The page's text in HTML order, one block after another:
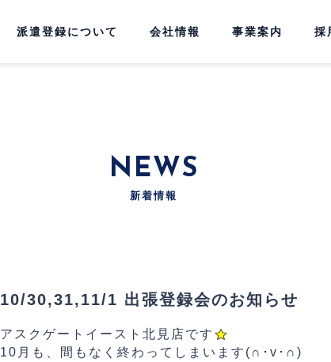
派遣登録について 会社情報 事業案内 採
NEWS
新着情報
10/30,31,11/1 出張登録会のお知らせ
アスクゲートイースト北見店です
10月も、間もなく終わってしまいます (∩･v･∩)